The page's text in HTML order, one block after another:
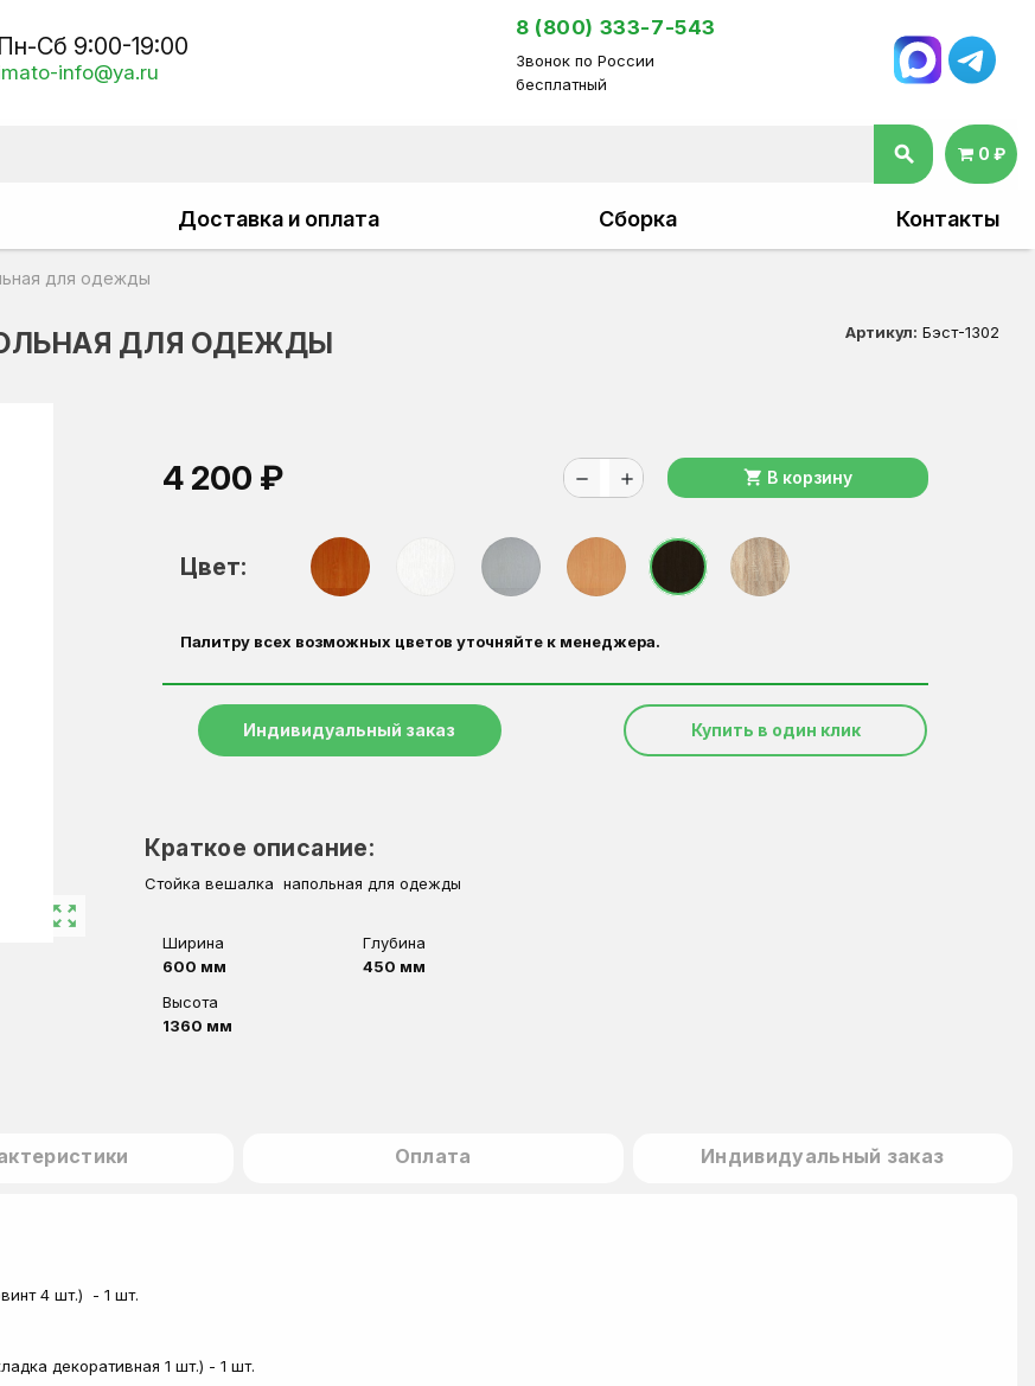
Пн-Сб 9:00-19:00
info@ya.ru
8 (800) 333-7-543
Звонок по России
бесплатный
search 0 ₽
Доставка и оплата Сборка Контакты
для одежды
ДЛЯ ОДЕЖДЫ Артикул: Бэст-1302
zoom_out_map
4 200 ₽ remove add shopping_cart В корзину
Цвет:
Палитру всех возможных цветов уточняйте к менеджера.
Индивидуальный заказ Купить в один клик
Краткое описание:
Стойка вешалка напольная для одежды
Ширина
600 мм
Глубина
450 мм
Высота
1360 мм
Оплата Индивидуальный заказ
4 шт.) - 1 шт.
декоративная 1 шт.) - 1 шт.